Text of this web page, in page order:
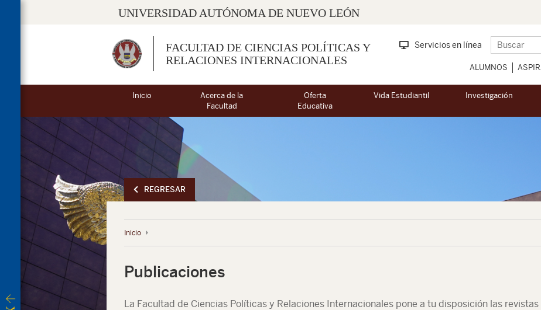
UNIVERSIDAD AUTÓNOMA DE NUEVO LEÓN
FACULTAD DE CIENCIAS POLÍTICAS Y
RELACIONES INTERNACIONALES
Servicios en línea
ALUMNOS
Inicio
Acerca de la
Facultad
Oferta
Educativa
Vida Estudiantil Investigación
REGRESAR
Inicio
Publicaciones
La Facultad de Ciencias Políticas y Relaciones Internacionales pone a tu disposición las